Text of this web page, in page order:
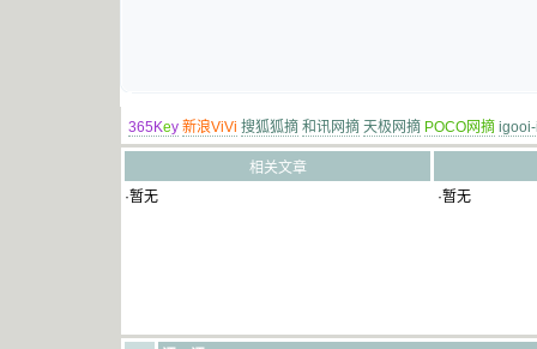
365Key 新浪ViVi 搜狐狐摘 和讯网摘 天极网摘 POCO网摘
相关文章
·暂无
·暂无